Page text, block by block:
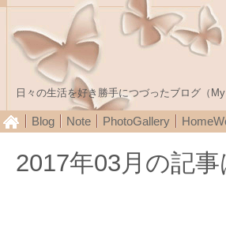
日々の生活を好き勝手につづったブログ（
Blog Note PhotoGallery
2017年03月の記